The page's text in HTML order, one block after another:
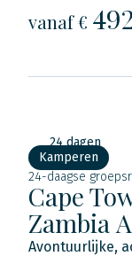
vanaf €
24 dagen
Kamperen
24-daagse
Cape
Zambia
Avontuurlijke,